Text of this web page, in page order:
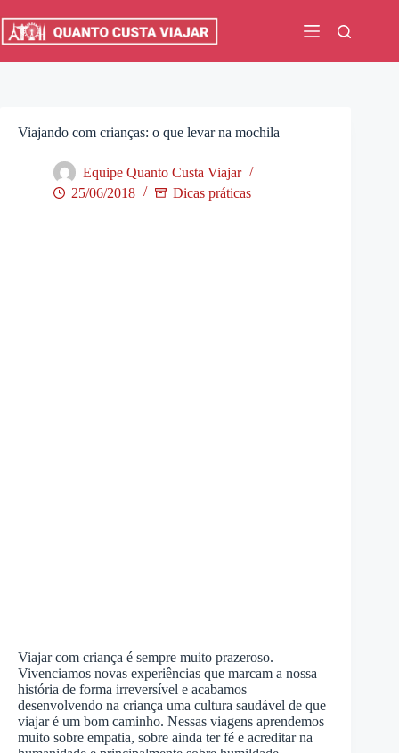
para
Viajando com crianças: o que levar na mochila
Equipe Quanto Custa Viajar
25/06/2018
Dicas práticas
Viajar com criança é sempre muito prazeroso.
Vivenciamos novas experiências que marcam a nossa
história de forma irreversível e acabamos
desenvolvendo na criança uma cultura saudável de que
viajar é um bom caminho. Nessas viagens aprendemos
muito sobre empatia, sobre ainda ter fé e acreditar na